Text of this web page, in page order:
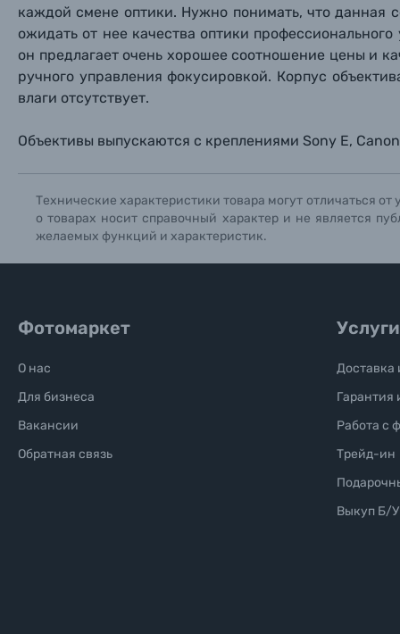
Солнцезащитные очки
Б/У фототехника (Комиссионные товары)
каждой смене оптики. Нужно понимать, что данная
ожидать от нее качества оптики
он предлагает очень хорошее соотношение цены и
ручного управления фокусировкой. Корпус
влаги отсутствует.
Объективы выпускаются с креплениями Sony E,
Технические характеристики товара могут отличаться
о товарах носит справочный характер и не является
желаемых функций и характеристик.
Фотомаркет
О нас
Для бизнеса
Вакансии
Обратная связь
Услуги
Доставка
Гарантия
Работа с
Трейд-ин
Выкуп Б/